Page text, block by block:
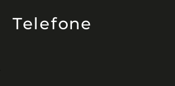
Telefone